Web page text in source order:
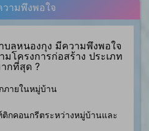
วามพึงพอใจ
ลหนองกุง มีความพึงพอใจ
โครงการก่อสร้าง ประเภท
กที่สุด ?
ภายในหมู่บ้าน
กคอนกรีตระหว่างหมู่บ้านและ